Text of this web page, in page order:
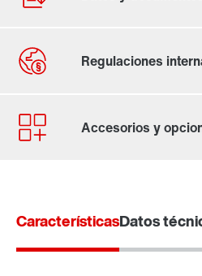
Contacto
Lugares mundiales
CaracterísticasDatos